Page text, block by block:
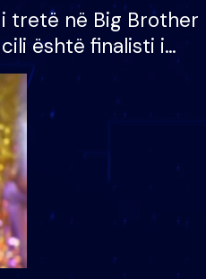
tretë në Big Brother
është finalisti i
që lë shtëpinë